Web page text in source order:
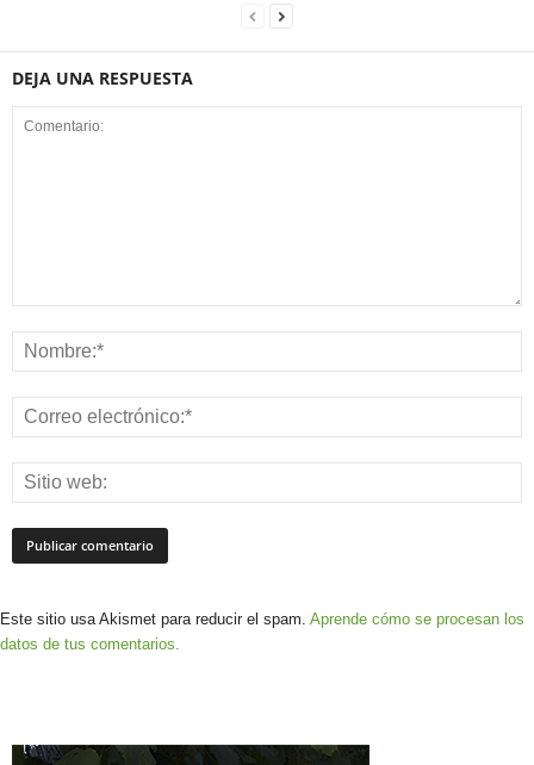
DEJA UNA RESPUESTA
Este sitio usa Akismet para reducir el spam. Aprende cómo se procesan los
datos de tus comentarios.